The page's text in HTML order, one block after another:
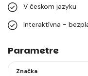
V českom jazyku
Interaktívna -
Parametre
Značka